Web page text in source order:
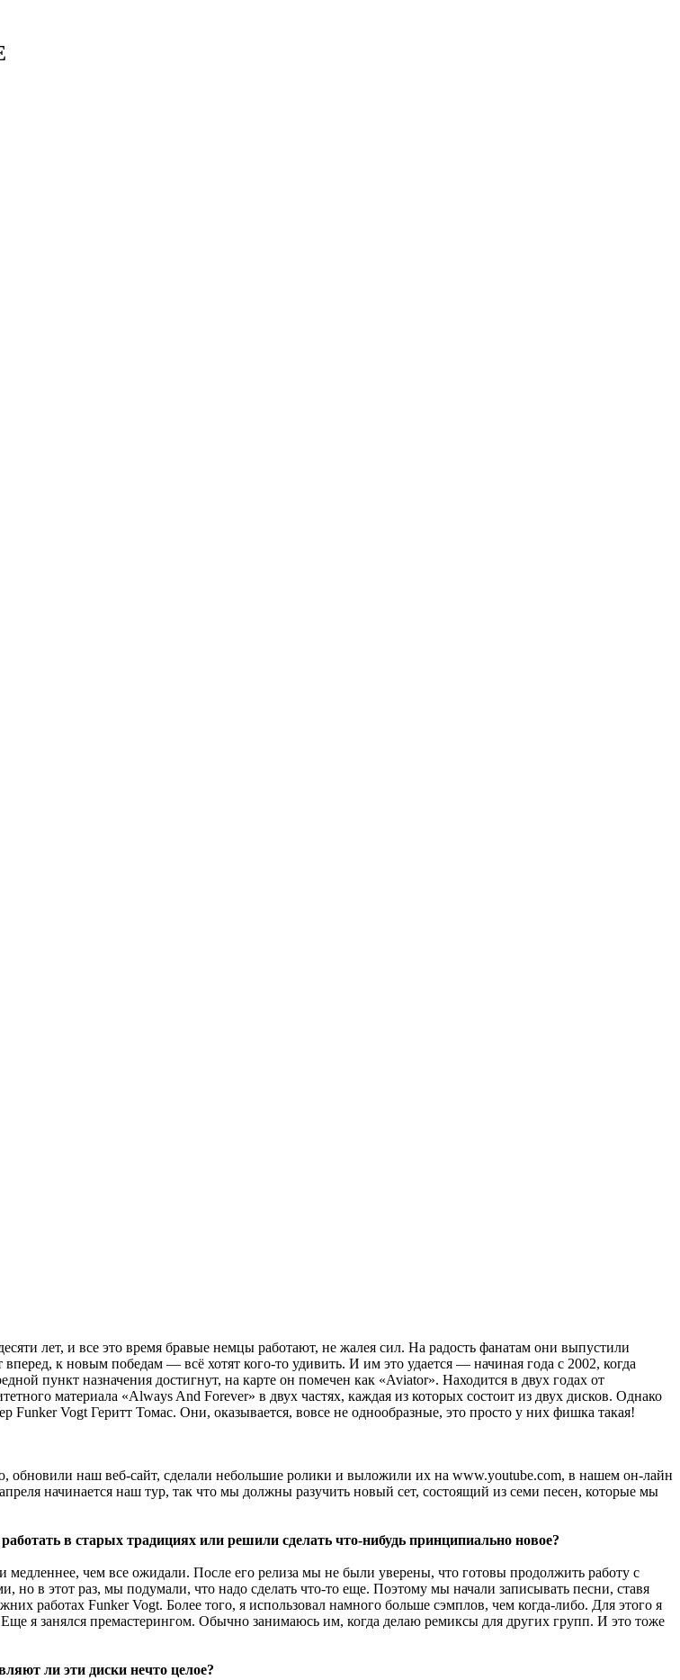
лет, и все это время бравые немцы работают, не жалея сил. На радость фанатам они выпустили
к новым победам — всё хотят кого-то удивить. И им это удается — начиная года с 2002, когда
пункт назначения достигнут, на карте он помечен как «Aviator». Находится в двух годах от
материала «Always And Forever» в двух частях, каждая из которых состоит из двух дисков. Однако
Funker Vogt Геритт Томас. Они, оказывается, вовсе не однообразные, это просто у них фишка такая!
наш веб-сайт, сделали небольшие ролики и выложили их на www.youtube.com, в нашем он-лайн
начинается наш тур, так что мы должны разучить новый сет, состоящий из семи песен, которые мы
в старых традициях или решили сделать что-нибудь принципиально новое?
чем все ожидали. После его релиза мы не были уверены, что готовы продолжить работу с
в этот раз, мы подумали, что надо сделать что-то еще. Поэтому мы начали записывать песни, ставя
работах Funker Vogt. Более того, я использовал намного больше сэмплов, чем когда-либо. Для этого я
я занялся премастерингом. Обычно занимаюсь им, когда делаю ремиксы для других групп. И это тоже
ли эти диски нечто целое?